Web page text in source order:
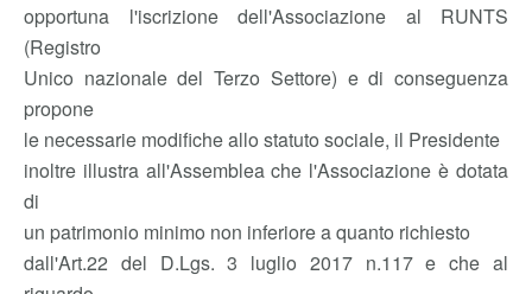
opportuna l'iscrizione dell'Associazione al RUNTS
(Registro
Unico nazionale del Terzo Settore) e di conseguenza
propone
le necessarie modifiche allo statuto sociale, il Presidente
inoltre illustra all'Assemblea che l'Associazione è dotata
di
un patrimonio minimo non inferiore a quanto richiesto
dall'Art.22 del D.Lgs. 3 luglio 2017 n.117 e che al